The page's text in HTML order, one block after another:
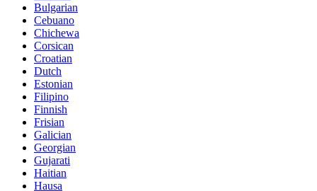
Bulgarian
Cebuano
Chichewa
Corsican
Croatian
Dutch
Estonian
Filipino
Finnish
Frisian
Galician
Georgian
Gujarati
Haitian
Hausa